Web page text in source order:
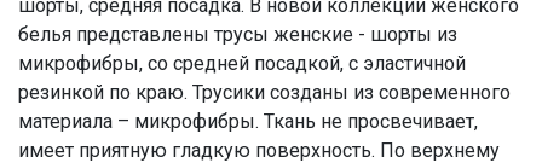
шорты, средняя посадка. В новой коллекции женского
белья представлены трусы женские - шорты из
микрофибры, со средней посадкой, с эластичной
резинкой по краю. Трусики созданы из современного
материала – микрофибры. Ткань не просвечивает,
имеет приятную гладкую поверхность. По верхнему